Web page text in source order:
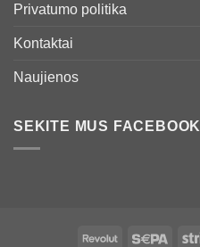
Privatumo politika
Kontaktai
Naujienos
SEKITE MUS FACEBOOK